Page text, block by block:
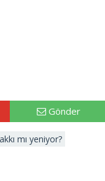
Gönder
mı yeniyor?